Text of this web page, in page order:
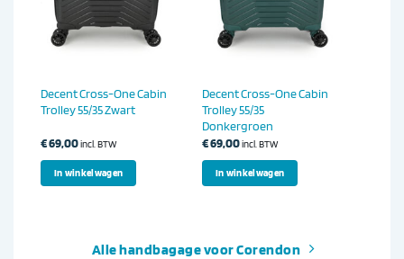
Decent Cross-One Cabin
Trolley 55/35 Zwart
€69,00incl. BTW
In winkelwagen
Decent Cross-One Cabin
Trolley 55/35
Donkergroen
€69,00incl. BTW
In winkelwagen
Alle handbagage voor Corendon